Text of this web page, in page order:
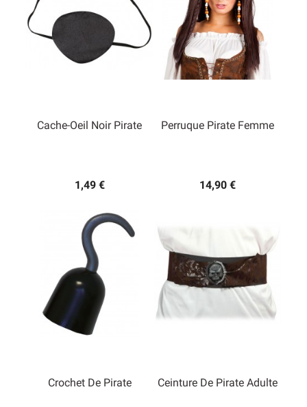
Cache-Oeil Noir Pirate
1,49 €
Perruque Pirate Femme
14,90 €
Crochet De Pirate Ceinture De Pirate Adulte